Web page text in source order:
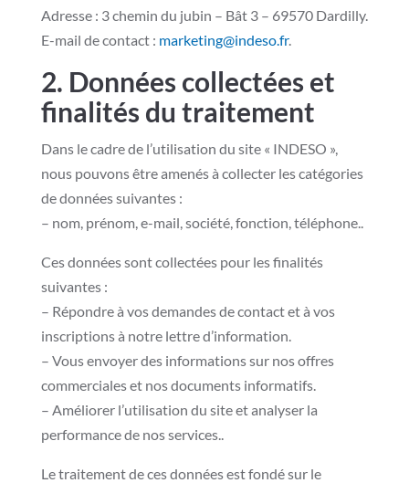
Adresse : 3 chemin du jubin – Bât 3 – 69570 Dardilly.
E-mail de contact : marketing@indeso.fr.
2. Données collectées et
finalités du traitement
Dans le cadre de l’utilisation du site « INDESO »,
nous pouvons être amenés à collecter les catégories
de données suivantes :
– nom, prénom, e-mail, société, fonction, téléphone..
Ces données sont collectées pour les finalités
suivantes :
– Répondre à vos demandes de contact et à vos
inscriptions à notre lettre d’information.
– Vous envoyer des informations sur nos offres
commerciales et nos documents informatifs.
– Améliorer l’utilisation du site et analyser la
performance de nos services..
Le traitement de ces données est fondé sur le